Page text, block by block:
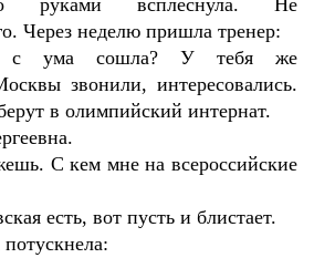
руками всплеснула. Не
Через неделю пришла тренер:
с ума сошла? У тебя же
звонили, интересовались.
в олимпийский интернат.
С кем мне на всероссийские
есть, вот пусть и блистает.